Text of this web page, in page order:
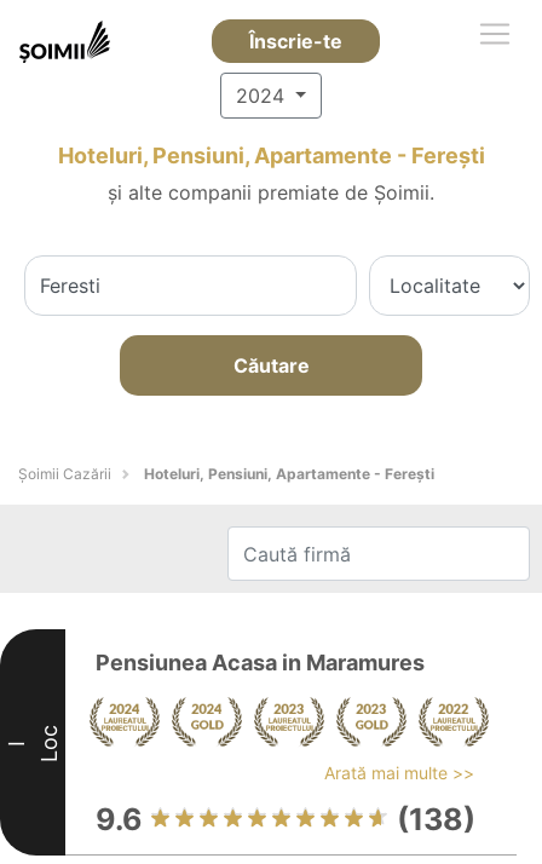
Înscrie-te
2024
Hoteluri, Pensiuni, Apartamente - Fereşti
și alte companii premiate de Șoimii.
Căutare
Șoimii Cazării Hoteluri, Pensiuni, Apartamente - Fereşti
I Loc
Pensiunea Acasa in Maramures
Arată mai multe >>
9.6 (138)